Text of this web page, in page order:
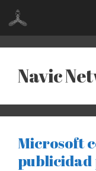
Saltar
contenido
Navic
Microsoft
publicidad